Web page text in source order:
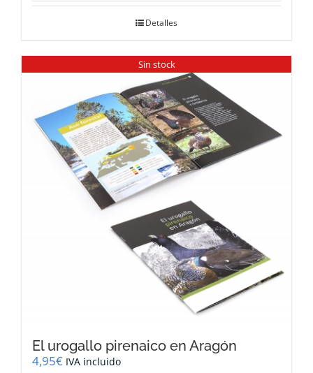
Detalles
Sin stock
El urogallo pirenaico en Aragón
4,95€ IVA incluido